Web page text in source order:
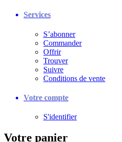
Services
S’abonner
Commander
Offrir
Trouver
Suivre
Conditions de vente
Votre compte
S'identifier
Votre panier